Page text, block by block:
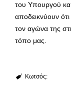
του Υπουργού
αποδεικνύουν
τον αγώνα της
τόπο μας.
Κωτσός: